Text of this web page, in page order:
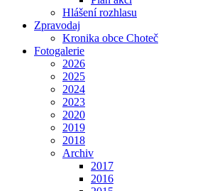
Hlášení rozhlasu
Zpravodaj
Kronika obce Choteč
Fotogalerie
2026
2025
2024
2023
2020
2019
2018
Archiv
2017
2016